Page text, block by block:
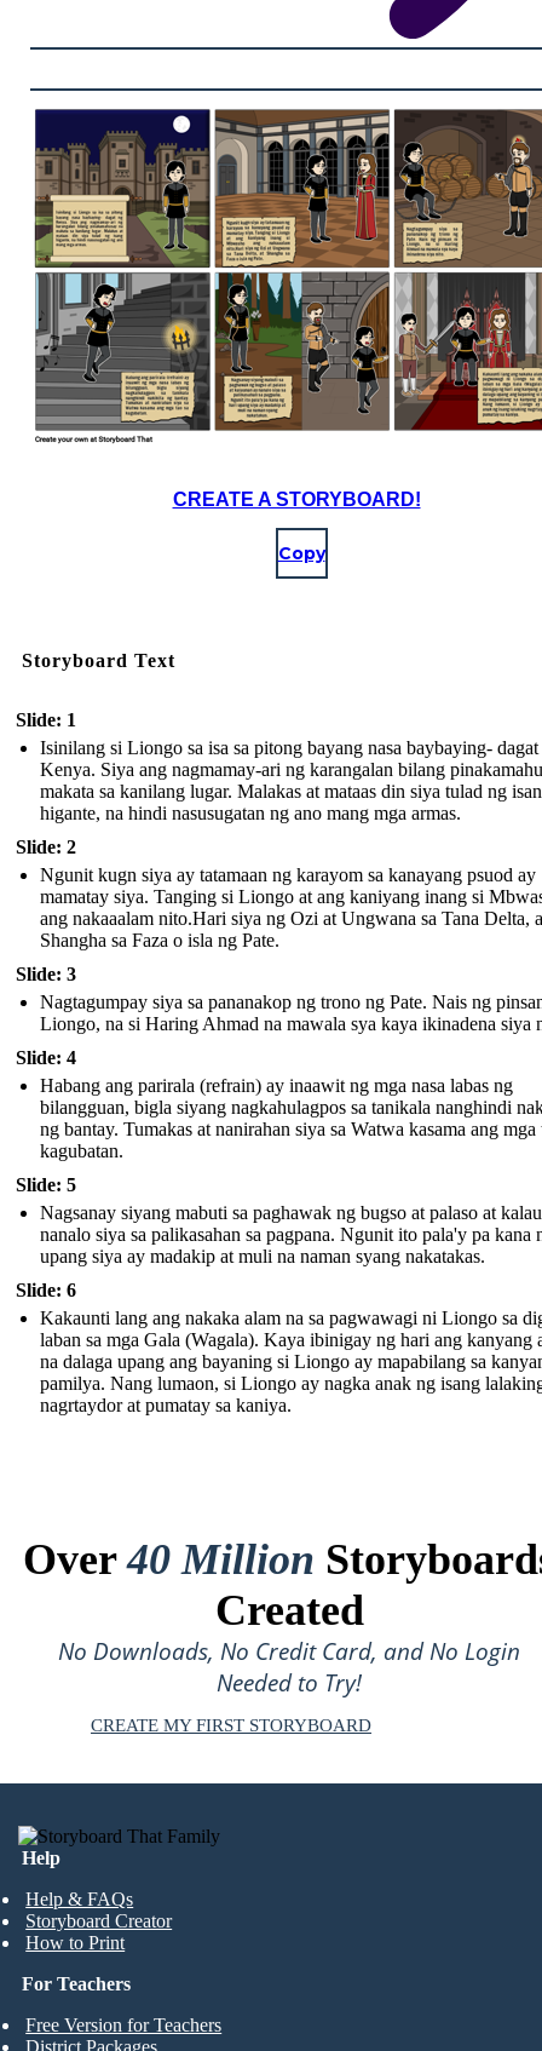
CREATE A STORYBOARD!
Copy
Storyboard Text
Slide: 1
Isinilang si Liongo sa isa sa pitong bayang nasa baybaying-
Kenya. Siya ang nagmamay-ari ng karangalan bilang
makata sa kanilang lugar. Malakas at mataas din siya tulad ng
higante, na hindi nasusugatan ng ano mang mga armas.
Slide: 2
Ngunit kugn siya ay tatamaan ng karayom sa kanayang psuod ay
mamatay siya. Tanging si Liongo at ang kaniyang inang si
ang nakaaalam nito.Hari siya ng Ozi at Ungwana sa Tana Delta,
Shangha sa Faza o isla ng Pate.
Slide: 3
Nagtagumpay siya sa pananakop ng trono ng Pate. Nais ng
Liongo, na si Haring Ahmad na mawala sya kaya ikinadena siya
Slide: 4
Habang ang parirala (refrain) ay inaawit ng mga nasa labas ng
bilangguan, bigla siyang nagkahulagpos sa tanikala nanghindi
ng bantay. Tumakas at nanirahan siya sa Watwa kasama ang mga
kagubatan.
Slide: 5
Nagsanay siyang mabuti sa paghawak ng bugso at palaso at
nanalo siya sa palikasahan sa pagpana. Ngunit ito pala'y pa kana
upang siya ay madakip at muli na naman syang nakatakas.
Slide: 6
Kakaunti lang ang nakaka alam na sa pagwawagi ni Liongo sa
laban sa mga Gala (Wagala). Kaya ibinigay ng hari ang kanyang
na dalaga upang ang bayaning si Liongo ay mapabilang sa
pamilya. Nang lumaon, si Liongo ay nagka anak ng isang
nagrtaydor at pumatay sa kaniya.
Over40 Million
Created
No Downloads, No Credit Card, and No Login
Needed to Try!
CREATE MY FIRST STORYBOARD
Help
Help & FAQs
Storyboard Creator
How to Print
For Teachers
Free Version for Teachers